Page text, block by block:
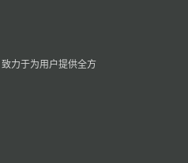
力于为用户提供全方